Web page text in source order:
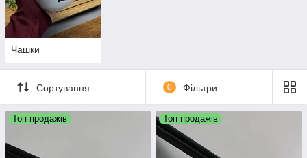
Чашки
Сортування 0 Фільтри
Топ продажів Топ продажів